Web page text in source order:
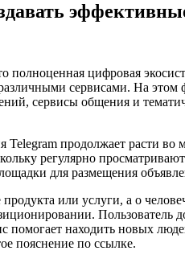
цифровая
сервисами. На
сервисы общения и
продолжает расти
регулярно
для размещения
или услуги, а о
Пользователь
помогает находить новых
пояснение по ссылке.